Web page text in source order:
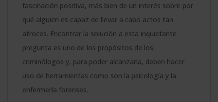
fascinación positiva, más bien de un interés sobre por
qué alguien es capaz de llevar a cabo actos tan
atroces. Encontrar la solución a esta inquietante
pregunta es uno de los propósitos de los
criminólogos y, para poder alcanzarla, deben hacer
uso de herramientas como son la psicología y la
enfermería forenses.